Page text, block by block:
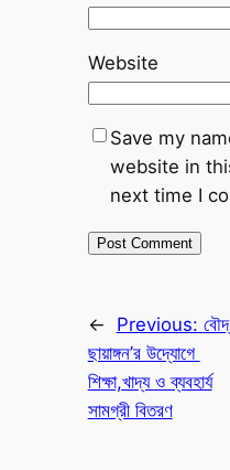
Website
Save my
website in
next time I
← Previous:
ছায়াঙ্গন’র উদ্যোগে
শিক্ষা,খাদ্য ও ব্যবহার্য
সামগ্রী বিতরণ